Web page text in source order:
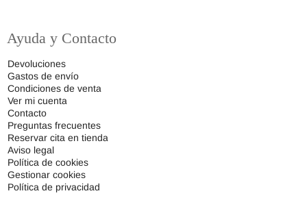
Ayuda y Contacto
Devoluciones
Gastos de envío
Condiciones de venta
Ver mi cuenta
Contacto
Preguntas frecuentes
Reservar cita en tienda
Aviso legal
Política de cookies
Gestionar cookies
Política de privacidad